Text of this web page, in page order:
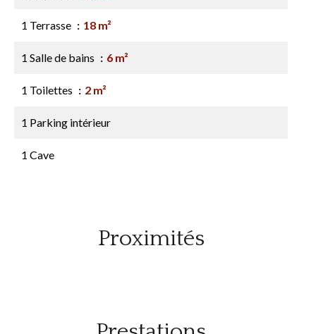
1 Terrasse 18 m²
1 Salle de bains 6 m²
1 Toilettes 2 m²
1 Parking intérieur
1 Cave
Proximités